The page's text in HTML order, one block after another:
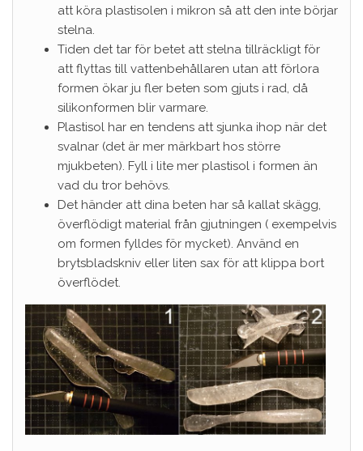
att köra plastisolen i mikron så att den inte börjar
stelna.
Tiden det tar för betet att stelna tillräckligt för
att flyttas till vattenbehållaren utan att förlora
formen ökar ju fler beten som gjuts i rad, då
silikonformen blir varmare.
Plastisol har en tendens att sjunka ihop när det
svalnar (det är mer märkbart hos större
mjukbeten). Fyll i lite mer plastisol i formen än
vad du tror behövs.
Det händer att dina beten har så kallat skägg,
överflödigt material från gjutningen ( exempelvis
om formen fylldes för mycket). Använd en
brytsbladskniv eller liten sax för att klippa bort
överflödet.